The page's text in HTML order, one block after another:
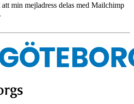
min mejladress delas med Mailchimp